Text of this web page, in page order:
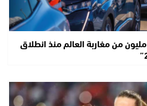
دخول أزيد من 2,7 مليون من مغاربة العالم منذ انطلاق